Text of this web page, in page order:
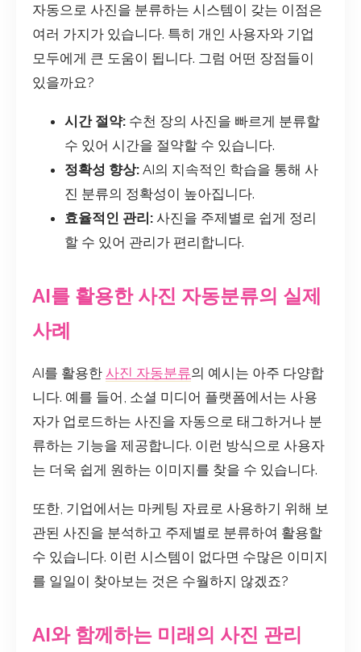
자동으로 사진을 분류하는 시스템이 갖는 이점은
여러 가지가 있습니다. 특히 개인 사용자와 기업
모두에게 큰 도움이 됩니다. 그럼 어떤 장점들이
있을까요?
시간 절약: 수천 장의 사진을 빠르게 분류할
수 있어 시간을 절약할 수 있습니다.
정확성 향상: AI의 지속적인 학습을 통해 사
진 분류의 정확성이 높아집니다.
효율적인 관리: 사진을 주제별로 쉽게 정리
할 수 있어 관리가 편리합니다.
AI를 활용한 사진 자동분류의 실제
사례
AI를 활용한 사진 자동분류의 예시는 아주 다양합
니다. 예를 들어, 소셜 미디어 플랫폼에서는 사용
자가 업로드하는 사진을 자동으로 태그하거나 분
류하는 기능을 제공합니다. 이런 방식으로 사용자
는 더욱 쉽게 원하는 이미지를 찾을 수 있습니다.
또한, 기업에서는 마케팅 자료로 사용하기 위해 보
관된 사진을 분석하고 주제별로 분류하여 활용할
수 있습니다. 이런 시스템이 없다면 수많은 이미지
를 일일이 찾아보는 것은 수월하지 않겠죠?
AI와 함께하는 미래의 사진 관리